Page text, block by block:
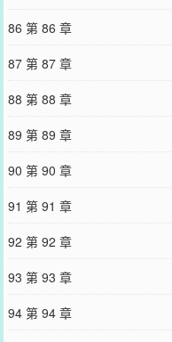
86 第 86 章
87 第 87 章
88 第 88 章
89 第 89 章
90 第 90 章
91 第 91 章
92 第 92 章
93 第 93 章
94 第 94 章